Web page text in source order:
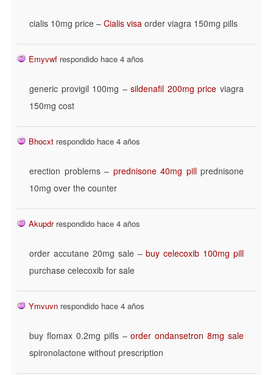
cialis 10mg price – Cialis visa order viagra 150mg pills
Emyvwf respondido hace 4 años
generic provigil 100mg –sildenafil 200mg price viagra
150mg cost
Bhocxt respondido hace 4 años
erection problems – prednisone 40mg pillprednisone
10mg over the counter
Akupdrrespondido hace 4 años
order accutane 20mg sale –buy celecoxib 100mg pill
purchase celecoxib for sale
Ymvuvn respondido hace 4 años
buy flomax 0.2mg pills –order ondansetron 8mg sale
spironolactone without prescription